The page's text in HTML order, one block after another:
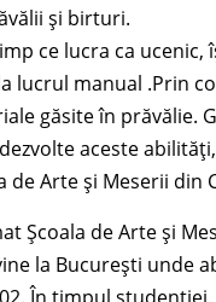
și birturi.
ce lucra ca ucenic,
lucrul manual .Prin
găsite în prăvălie.
aceste
de Arte și Meserii din
Școala de Arte și
la București unde